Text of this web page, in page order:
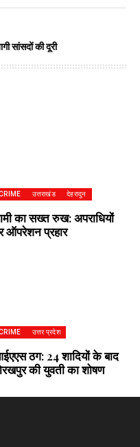
सांसदों की दूरी
उत्तराखंड देहरादून
का सख्त रुख: अपराधियों
ऑपरेशन प्रहार
उत्तर प्रदेश
ठग: 24 शादियों के बाद
की युवती का शोषण